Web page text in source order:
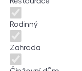
Rodinný
Zahrada